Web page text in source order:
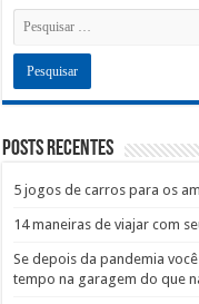
Posts recentes
5 jogos de carros para os
14 maneiras de viajar com
Se depois da pandemia
tempo na garagem do que